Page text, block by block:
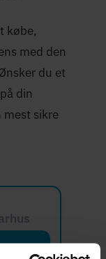
købe,
med den
du et
din
mest sikre
C